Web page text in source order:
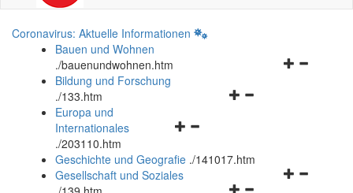
Coronavirus: Aktuelle Informationen
Bauen und Wohnen
./bauenundwohnen.htm
Navigationsmenü
Bildung und Forschung
./133.htm
Navigationsmenü
und
schließen
Europa und
Internationales
./203110.htm
Geschichte und Geografie ./141017.htm
Navigationsmenü
Gesellschaft und Soziales